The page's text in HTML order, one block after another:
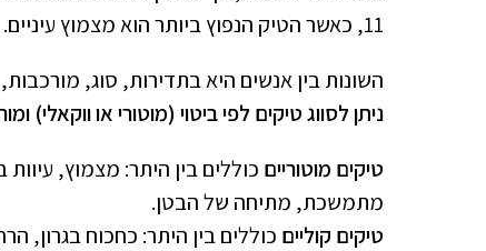
11, כאשר הטיק הנפוץ ביותר הוא מצמוץ עיניים.
השונות בין אנשים היא בתדירות, סוג,
ניתן לסווג טיקים לפי ביטוי (מוטורי או ווקאלי)
טיקים מוטוריים כוללים בין היתר: מצמוץ,
מתמשכת, מתיחה של הבטן.
טיקים קוליים כוללים בין היתר: כחכוח בגרון,